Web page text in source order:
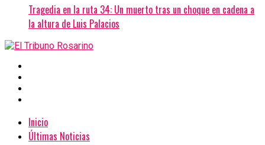
Tragedia en la ruta 34: Un muerto tras un choque en cadena a
la altura de Luis Palacios
Inicio
Últimas Noticias